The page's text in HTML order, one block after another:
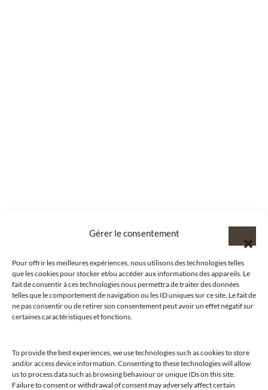
Gérer le consentement
Pour offrir les meilleures expériences, nous utilisons des technologies telles
que les cookies pour stocker et/ou accéder aux informations des appareils. Le
fait de consentir à ces technologies nous permettra de traiter des données
telles que le comportement de navigation ou les ID uniques sur ce site. Le fait de
ne pas consentir ou de retirer son consentement peut avoir un effet négatif sur
certaines caractéristiques et fonctions.
To provide the best experiences, we use technologies such as cookies to store
and/or access device information. Consenting to these technologies will allow
us to process data such as browsing behaviour or unique IDs on this site.
Failure to consent or withdrawal of consent may adversely affect certain
@clubamilcar